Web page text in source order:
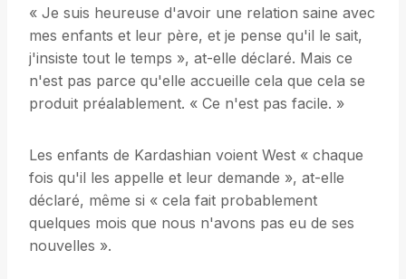
« Je suis heureuse d'avoir une relation saine avec
mes enfants et leur père, et je pense qu'il le sait,
j'insiste tout le temps », at-elle déclaré. Mais ce
n'est pas parce qu'elle accueille cela que cela se
produit préalablement. « Ce n'est pas facile. »
Les enfants de Kardashian voient West « chaque
fois qu'il les appelle et leur demande », at-elle
déclaré, même si « cela fait probablement
quelques mois que nous n'avons pas eu de ses
nouvelles ».